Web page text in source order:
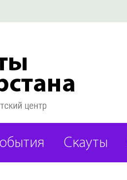
Скауты